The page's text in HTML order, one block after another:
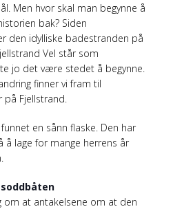
Men hvor skal man begynne å
bak? Siden
den idylliske badestranden på
Vel står som
jo det være stedet å begynne.
finner vi fram til
på Fjellstrand.
en sånn flaske. Den har
å lage for mange herrens år
om at antakelsene om at den